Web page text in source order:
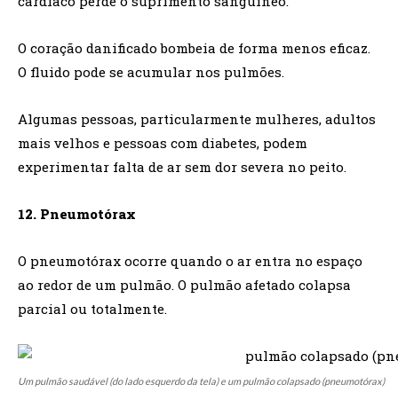
O coração danificado bombeia de forma menos eficaz.
O fluido pode se acumular nos pulmões.
Algumas pessoas, particularmente mulheres, adultos
mais velhos e pessoas com diabetes, podem
experimentar falta de ar sem dor severa no peito.
12. Pneumotórax
O pneumotórax ocorre quando o ar entra no espaço
ao redor de um pulmão. O pulmão afetado colapsa
parcial ou totalmente.
Um pulmão saudável (do lado esquerdo da tela) e um pulmão colapsado (pneumotórax)